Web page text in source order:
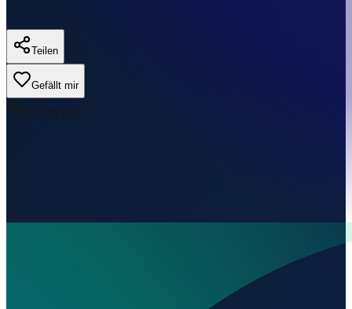
Teilen
Gefällt mir
0Aufrufe